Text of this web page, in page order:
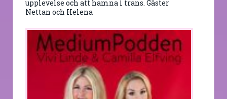
upplevelse och att hamna i trans. Gäster
Nettan och Helena